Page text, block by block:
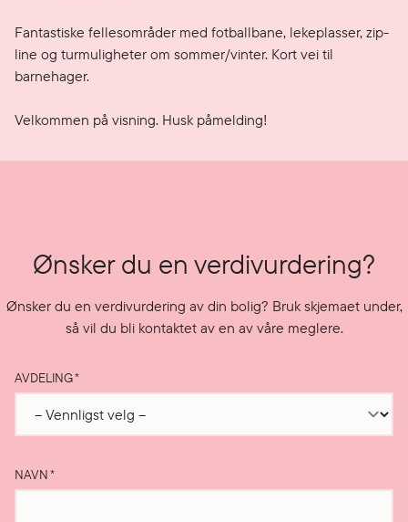
Fantastiske fellesområder med fotballbane, lekeplasser, zip-
line og turmuligheter om sommer/vinter. Kort vei til
barnehager.
Velkommen på visning. Husk påmelding!
Ønsker du en verdivurdering?
Ønsker du en verdivurdering av din bolig? Bruk skjemaet under,
så vil du bli kontaktet av en av våre meglere.
AVDELING*
NAVN*